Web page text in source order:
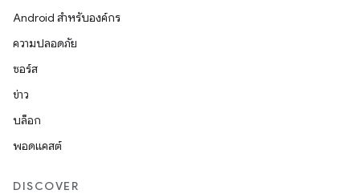
Android สำหรับองค์กร
ความปลอดภัย
ซอร์ส
ข่าว
บล็อก
พอดแคสต์
DISCOVER